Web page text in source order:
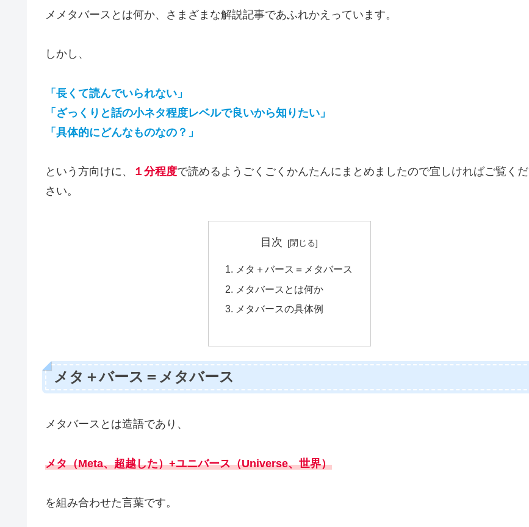
メメタバースとは何か、さまざまな解説記事であふれかえっています。
しかし、
「長くて読んでいられない」
「ざっくりと話の小ネタ程度レベルで良いから知りたい」
「具体的にどんなものなの？」
という方向けに、 １分程度で読めるようごくごくかんたんにまとめましたので宜しければご覧くだ
さい。
目次
メタ＋バース＝メタバース
メタバースとは何か
メタバースの具体例
メタ＋バース＝メタバース
メタバースとは造語であり、
メタ（Meta、超越した）+ユニバース（Universe、世界）
を組み合わせた言葉です。